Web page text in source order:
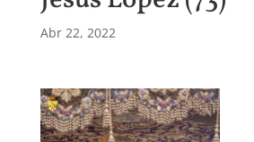
Abr 22, 2022